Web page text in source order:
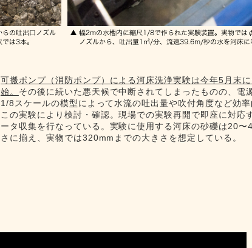
可搬ポンプ（消防ポンプ）による河床洗浄実験は今年5月末
始。 その後に続いた悪天候で中断されてしまったものの、電
1/8スケールの模型によって水流の吐出量や吹付角度など効
この実験により検討・確認。現場での実験再開で即座に対応
ータ収集を行なっている。実験に使用する河床の砂礫は20〜
さに揃え、実物では320mmまでの大きさを想定している。